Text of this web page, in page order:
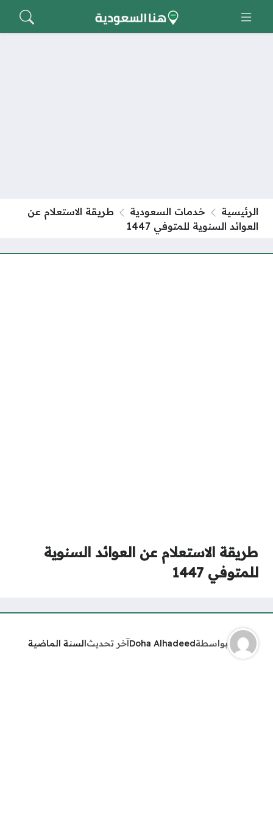
الرئيسية خدمات السعودية
طريقة الاستعلام عن
العوائد السنوية للمتوفي 1447
طريقة الاستعلام عن العوائد السنوية
للمتوفي 1447
بواسطةDoha Alhadeedآخر تحديثالسنة الماضية